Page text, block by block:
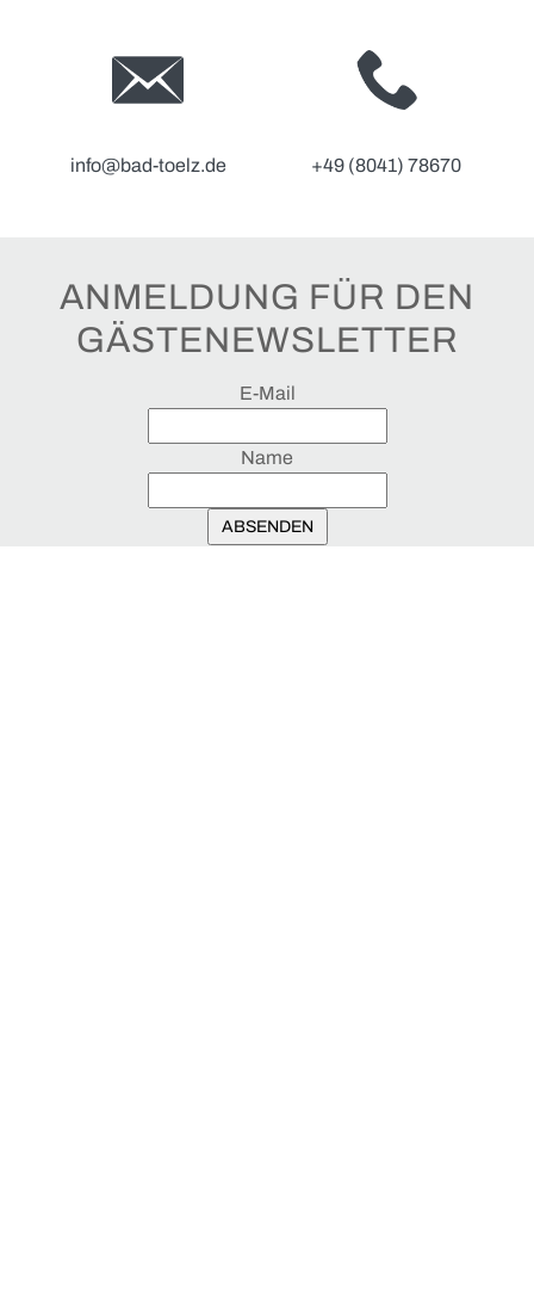
info@bad-toelz.de +49 (8041) 78670
ANMELDUNG FÜR DEN
GÄSTENEWSLETTER
E-Mail
Name
ABSENDEN